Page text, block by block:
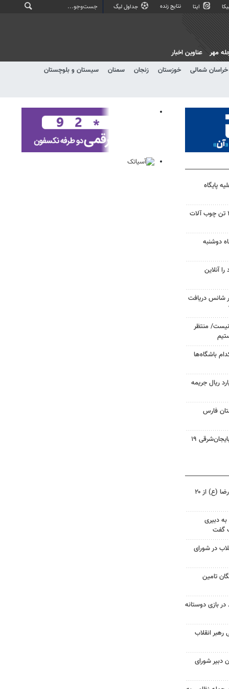
ایتا نتایج زنده جداول لیگ
خراسان شمالی خوزستان زنجان سمنان
سیستان و بلوچستان
مهر عناوین اخبار
پایگاه
توقیف یکدستگاه وانت حامل ۲ تن چوب آلات
دوشنبه
آنلاین
شانس دریافت
منتظر
باشگاه‌ها
ارومیه۷ میلیارد ریال جریمه
فارس
صفحه نخست روزنامه‌های آذربایجان‌شرقی ۱۹
زائربرهای برقی حرم مطهر امام رضا (ع) از ۲۰
دبیری
گفت
در شورای
تامین
بازی دوستانه
انقلاب
دبیر شورای